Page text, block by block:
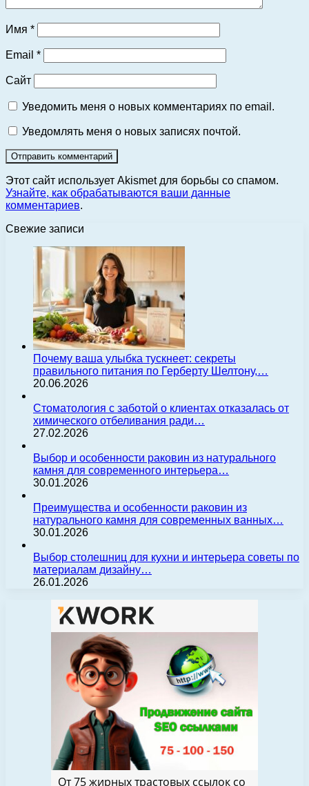
Имя *
Email *
Сайт
Уведомить меня о новых комментариях по email.
Уведомлять меня о новых записях почтой.
Этот сайт использует Akismet для борьбы со спамом.
Узнайте, как обрабатываются ваши данные
комментариев.
Свежие записи
Почему ваша улыбка тускнеет: секреты
правильного питания по Герберту Шелтону,…
20.06.2026
Стоматология с заботой о клиентах отказалась от
химического отбеливания ради…
27.02.2026
Выбор и особенности раковин из натурального
камня для современного интерьера…
30.01.2026
Преимущества и особенности раковин из
натурального камня для современных ванных…
30.01.2026
Выбор столешниц для кухни и интерьера советы по
материалам дизайну…
26.01.2026